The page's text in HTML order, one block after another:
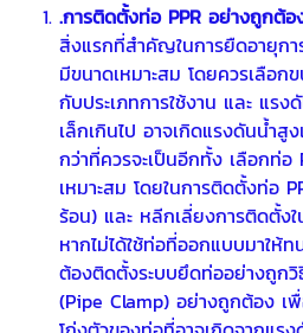
.การติดตั้งท่อ PPR อย่างถูกต้อ
สิ่งแรกที่สำคัญในการยืดอายุกา
มีขนาดเหมาะสม โดยควรเลือก
กับประเภทการใช้งาน และ แร
เล็กเกินไป อาจเกิดแรงดันน้ำสู
กว่าที่ควรจะเป็นอีกทั้ง เลือกท่
เหมาะสม โดยในการติดตั้งท่อ
ร้อน) และ หลีกเลี่ยงการติดตั้ง
หากไม่ได้ใช้ท่อที่ออกแบบมาให้
ต้องติดตั้งระบบยึดท่ออย่างถูกวิ
(Pipe Clamp) อย่างถูกต้อง เ